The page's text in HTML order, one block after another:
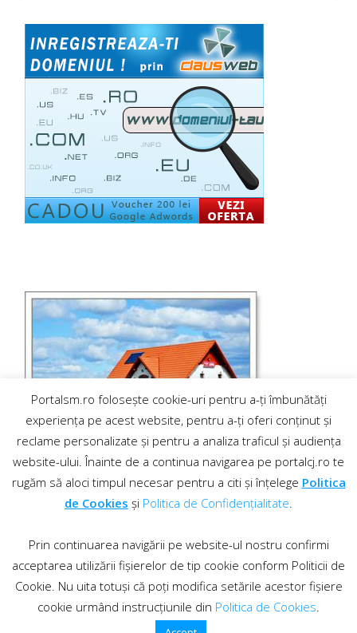
Contact·Regulament comentarii
© 2019 PortalCJ.ro. Toate drepturile sunt rezervate.
Portalsm.ro folosește cookie-uri pentru a-ți îmbunătăți
experiența pe acest website, pentru a-ți oferi conținut și
reclame personalizate și pentru a analiza traficul și audiența
website-ului. Înainte de a continua navigarea pe portalcj.ro te
rugăm să aloci timpul necesar pentru a citi și înțelege Politica
de Cookies și Politica de Confidențialitate.
Prin continuarea navigării pe website-ul nostru confirmi
acceptarea utilizării fișierelor de tip cookie conform Politicii de
Cookie. Nu uita totuși că poți modifica setările acestor fișiere
cookie urmând instrucțiunile din Politica de Cookies.